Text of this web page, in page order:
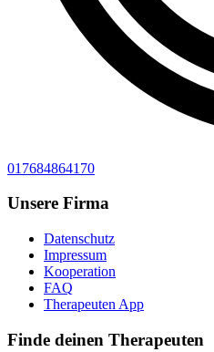
017684864170
Unsere Firma
Datenschutz
Impressum
Kooperation
FAQ
Therapeuten App
Finde deinen Therapeuten